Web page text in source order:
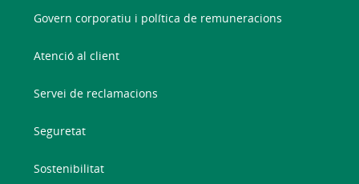
Govern corporatiu i política de remuneracions
Atenció al client
Servei de reclamacions
Seguretat
Sostenibilitat